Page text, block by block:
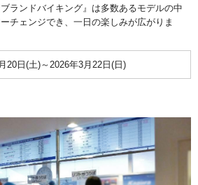
ランドバイキング』は多数あるモデルの中
チェンジでき、一日の楽しみが広がりま
20日(土)～2026年3月22日(日)